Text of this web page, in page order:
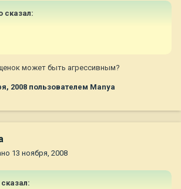
сказал:
может быть агрессивным?
2008 пользователем Manya
13 ноября, 2008